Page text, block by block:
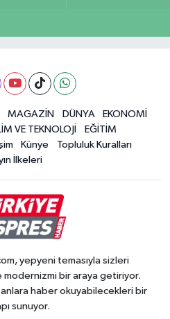
MAGAZİN DÜNYA
EKONOMİ
VE TEKNOLOJİ
EĞİTİM
Künye
Topluluk Kuralları
İlkeleri
yepyeni temasıyla sizleri
bir araya getiriyor.
haber okuyabilecekleri bir
sunuyor.